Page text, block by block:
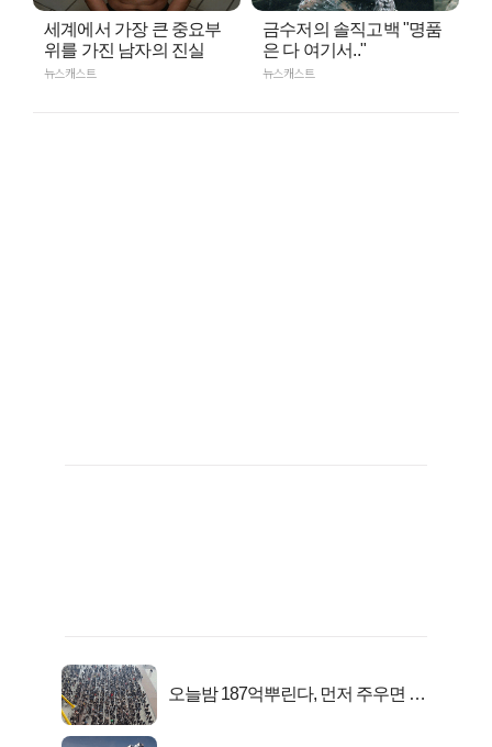
세계에서 가장 큰 중요부
위를 가진 남자의 진실
뉴스캐스트
금수저의 솔직고백 "명품
은 다 여기서.."
뉴스캐스트
오늘밤 187억뿌린다, 먼저 주우면 최